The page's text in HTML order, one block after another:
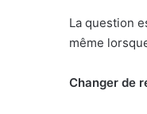
La question
même
Changer de